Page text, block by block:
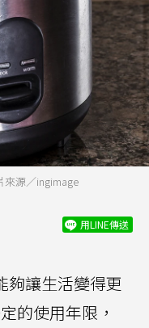
來源／ingimage
用LINE傳送
夠讓生活變得更
的使用年限，